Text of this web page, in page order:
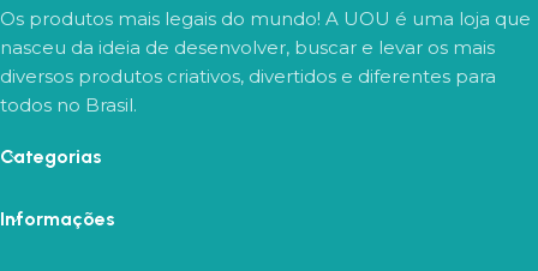
Os produtos mais legais do mundo! A UOU é uma loja que
nasceu da ideia de desenvolver, buscar e levar os mais
diversos produtos criativos, divertidos e diferentes para
todos no Brasil.
Categorias
Informações